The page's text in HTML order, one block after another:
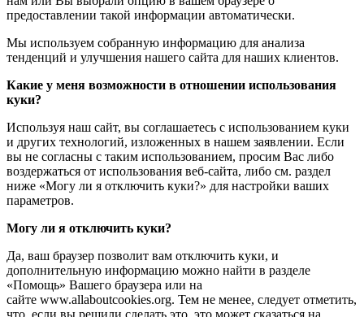
предоставлении такой информации автоматически.
Мы используем собранную информацию для анализа
тенденций и улучшения нашего сайта для наших клиентов.
Какие у меня возможности в отношении использования
куки?
Используя наш сайт, вы соглашаетесь с использованием куки
и других технологий, изложенных в нашем заявлении. Если
вы не согласны с таким использованием, просим Вас либо
воздержаться от использования веб-сайта, либо см. раздел
ниже «Могу ли я отключить куки?» для настройки ваших
параметров.
Могу ли я отключить куки?
Да, ваш браузер позволит вам отключить куки, и
дополнительную информацию можно найти в разделе
«Помощь» Вашего браузера или на
сайте www.allaboutcookies.org. Тем не менее, следует отметить,